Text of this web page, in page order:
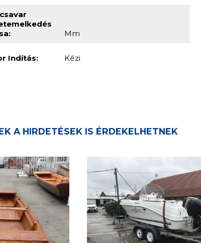
Mm
Indítás: Kézi
A HIRDETÉSEK IS ÉRDEKELHETNEK